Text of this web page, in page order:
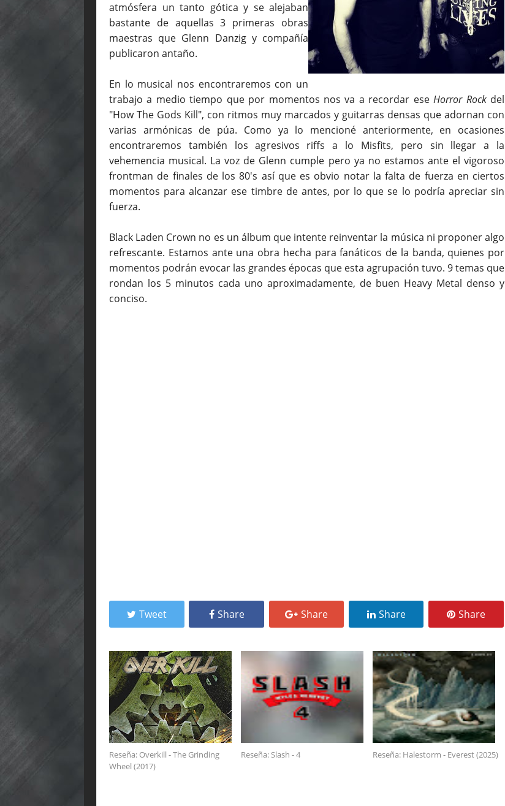
atmósfera un tanto gótica y se alejaban
bastante de aquellas 3 primeras obras
maestras que Glenn Danzig y compañía
publicaron antaño.
En lo musical nos encontraremos con un
trabajo a medio tiempo que por momentos nos va a recordar eseHorror Rockdel
"How The Gods Kill", con ritmos muy marcados y guitarras densas que adornan con
varias armónicas de púa. Como ya lo mencioné anteriormente, en ocasiones
encontraremos también los agresivos riffs a lo Misfits, pero sin llegar a la
vehemencia musical. La voz de Glenn cumple pero ya no estamos ante el vigoroso
frontman de finales de los 80's así que es obvio notar la falta de fuerza en ciertos
momentos para alcanzar ese timbre de antes, por lo que se lo podría apreciar sin
fuerza.
Black Laden Crown no es un álbum que intente reinventar la música ni proponer algo
refrescante. Estamos ante una obra hecha para fanáticos de la banda, quienes por
momentos podrán evocar las grandes épocas que esta agrupación tuvo. 9 temas que
rondan los 5 minutos cada uno aproximadamente, de buen Heavy Metal denso y
conciso.
Tweet Share Share Share Share
Reseña: Overkill - The Grinding
Wheel (2017)
Reseña: Slash - 4 Reseña: Halestorm - Everest (2025)